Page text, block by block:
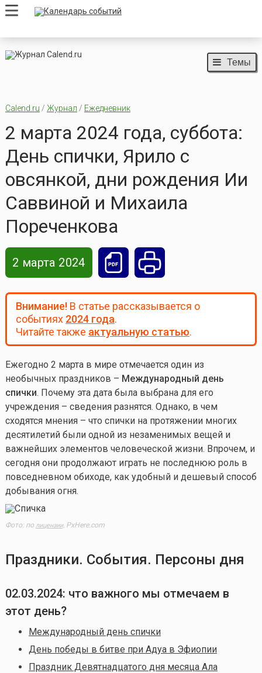
Темы
Calend.ru / Журнал / Ежедневник
2 марта 2024 года, суббота:
День спички, Ярило с
овсянкой, дни рождения Ии
Саввиной и Михаила
Пореченкова
2 марта 2024
Внимание!В статье рассказывается о
событиях 2024 года.
Читайте также актуальную статью.
Ежегодно 2 марта в мире отмечается один из
необычных праздников – Международный день
спички. Почему эта дата была выбрана для его
учреждения – сведения разнятся. Однако, в чем
сходятся мнения – что спички на протяжении многих
десятилетий были одной из незаменимых вещей и
важнейших элементов человеческой жизни. Впрочем, и
сегодня они продолжают играть не последнюю роль в
повседневном обиходе, как удобный и дешевый способ
добывания огня.
Фото: по лицензии,PxHere.com
Праздники. События. Персоны дня
02.03.2024: что важного мы отмечаем в
этот день?
Международный день спички
День победы в битве при Адуа в Эфиопии
Праздник Девятнадцатого дня месяца Ала